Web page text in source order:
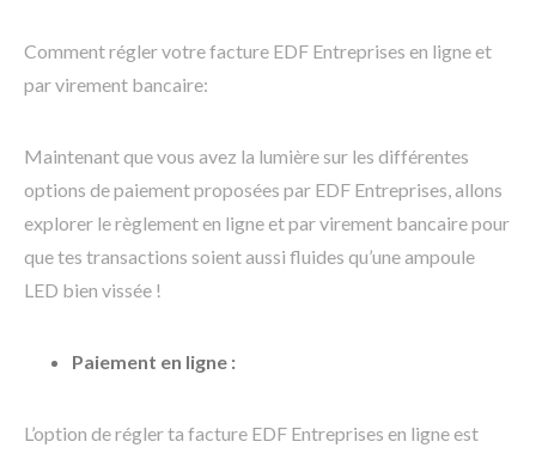
Comment régler votre facture EDF Entreprises en ligne et
par virement bancaire:
Maintenant que vous avez la lumière sur les différentes
options de paiement proposées par EDF Entreprises, allons
explorer le règlement en ligne et par virement bancaire pour
que tes transactions soient aussi fluides qu’une ampoule
LED bien vissée !
Paiement en ligne :
L’option de régler ta facture EDF Entreprises en ligne est